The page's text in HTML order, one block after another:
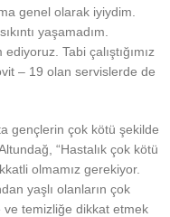
genel olarak iyiydim.
yaşamadım.
Tabi çalıştığımız
– 19 olan servislerde de
gençlerin çok kötü şekilde
“Hastalık çok kötü
olmamız gerekiyor.
yaşlı olanların çok
ve temizliğe dikkat etmek